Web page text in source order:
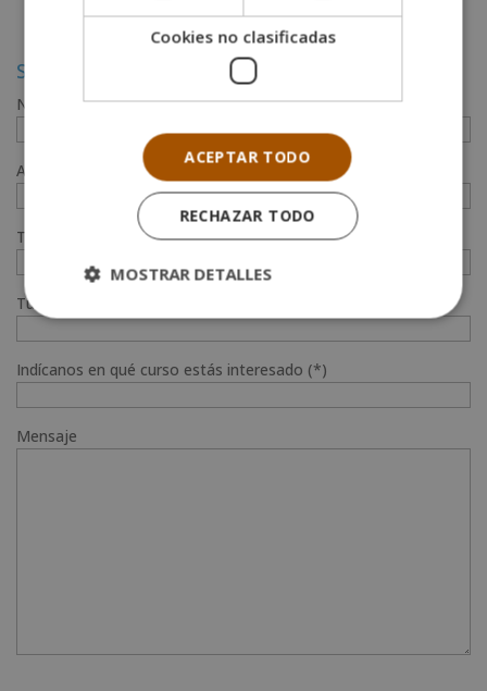
Solicita más información
Nombre (*)
Apellidos (*)
Teléfono (*)
Tu correo electrónico (*)
Indícanos en qué curso estás interesado (*)
Mensaje
Cookies no clasificadas
ACEPTAR TODO
RECHAZAR TODO
MOSTRAR DETALLES